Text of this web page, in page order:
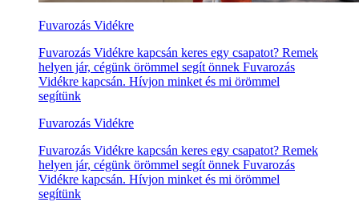
Fuvarozás Vidékre
Fuvarozás Vidékre kapcsán keres egy csapatot? Remek
helyen jár, cégünk örömmel segít önnek Fuvarozás
Vidékre kapcsán. Hívjon minket és mi örömmel
segítünk
Fuvarozás Vidékre
Fuvarozás Vidékre kapcsán keres egy csapatot? Remek
helyen jár, cégünk örömmel segít önnek Fuvarozás
Vidékre kapcsán. Hívjon minket és mi örömmel
segítünk